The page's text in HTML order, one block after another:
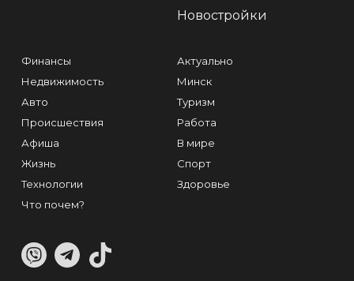
Новостройки
Финансы
Недвижимость
Авто
Происшествия
Афиша
Жизнь
Технологии
Что почем?
Актуально
Минск
Туризм
Работа
В мире
Спорт
Здоровье